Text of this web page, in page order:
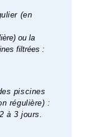
(en
ou la
filtrées :
piscines
régulière) :
à 3 jours.